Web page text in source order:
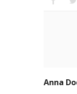
Anna